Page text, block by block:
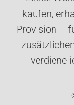
kaufen,
Provision –
verdiene